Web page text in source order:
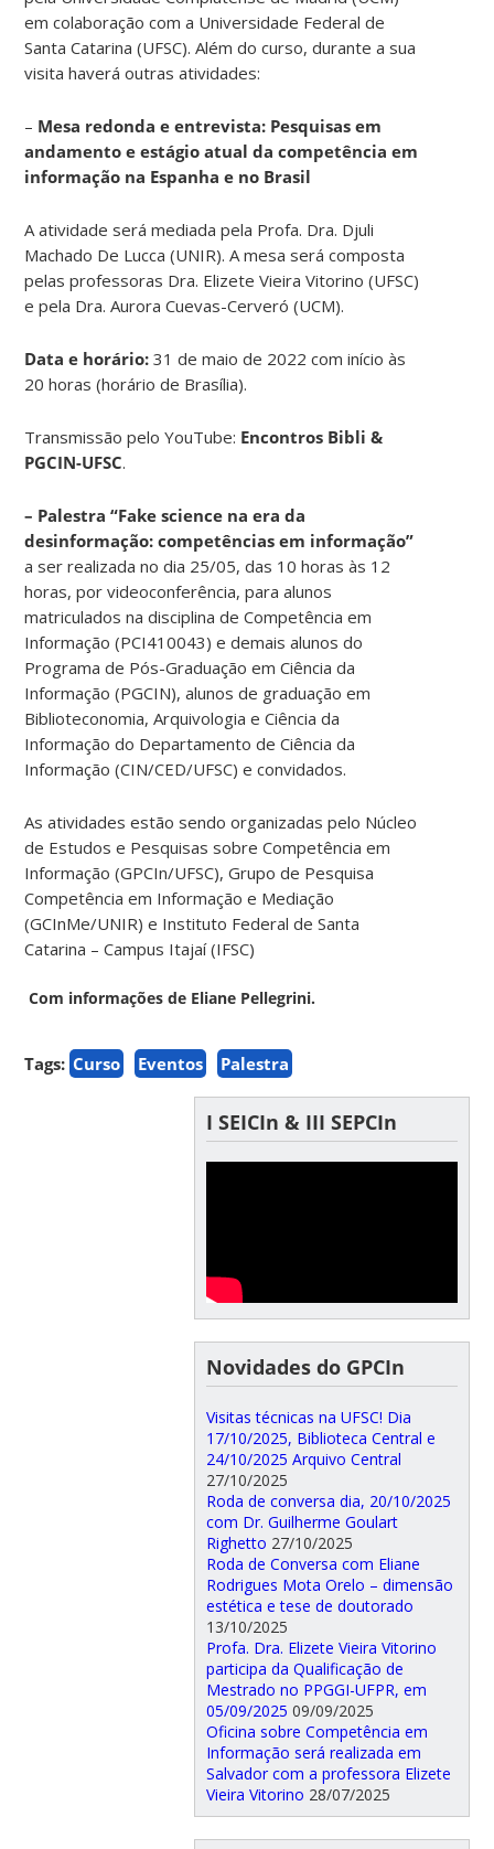
em colaboração com a Universidade Federal de
Santa Catarina (UFSC). Além do curso, durante a sua
visita haverá outras atividades:
– Mesa redonda e entrevista: Pesquisas em
andamento e estágio atual da competência em
informação na Espanha e no Brasil
A atividade será mediada pela Profa. Dra. Djuli
Machado De Lucca (UNIR). A mesa será composta
pelas professoras Dra. Elizete Vieira Vitorino (UFSC)
e pela Dra. Aurora Cuevas-Cerveró (UCM).
Data e horário: 31 de maio de 2022 com início às
20 horas (horário de Brasília).
Transmissão pelo YouTube: Encontros Bibli &
PGCIN-UFSC.
– Palestra “Fake science na era da
desinformação: competências em informação”
a ser realizada no dia 25/05, das 10 horas às 12
horas, por videoconferência, para alunos
matriculados na disciplina de Competência em
Informação (PCI410043) e demais alunos do
Programa de Pós-Graduação em Ciência da
Informação (PGCIN), alunos de graduação em
Biblioteconomia, Arquivologia e Ciência da
Informação do Departamento de Ciência da
Informação (CIN/CED/UFSC) e convidados.
As atividades estão sendo organizadas pelo Núcleo
de Estudos e Pesquisas sobre Competência em
Informação (GPCIn/UFSC), Grupo de Pesquisa
Competência em Informação e Mediação
(GCInMe/UNIR) e Instituto Federal de Santa
Catarina – Campus Itajaí (IFSC)
Com informações de Eliane Pellegrini.
Tags: Curso Eventos Palestra
I SEICIn & III SEPCIn
Novidades do GPCIn
Visitas técnicas na UFSC! Dia
17/10/2025, Biblioteca Central e
24/10/2025 Arquivo Central
27/10/2025
Roda de conversa dia, 20/10/2025
com Dr. Guilherme Goulart
Righetto 27/10/2025
Roda de Conversa com Eliane
Rodrigues Mota Orelo – dimensão
estética e tese de doutorado
13/10/2025
Profa. Dra. Elizete Vieira Vitorino
participa da Qualificação de
Mestrado no PPGGI-UFPR, em
05/09/2025 09/09/2025
Oficina sobre Competência em
Informação será realizada em
Salvador com a professora Elizete
Vieira Vitorino 28/07/2025